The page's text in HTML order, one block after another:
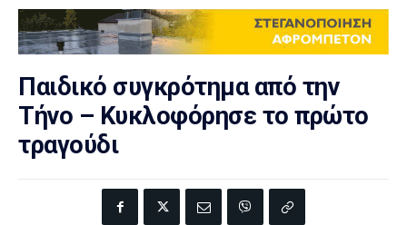
Παιδικό συγκρότημα από την
Τήνο – Κυκλοφόρησε το πρώτο
τραγούδι